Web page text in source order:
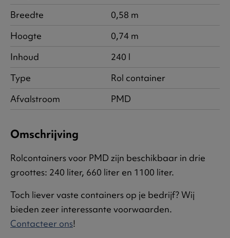
Breedte
0,58 m
Hoogte
0,74 m
Inhoud
240 l
Type
Rol container
Afvalstroom
PMD
Omschrijving
Rolcontainers voor PMD zijn beschikbaar in drie
groottes: 240 liter, 660 liter en 1100 liter.
Toch liever vaste containers op je bedrijf? Wij
bieden zeer interessante voorwaarden.
Contacteer ons!